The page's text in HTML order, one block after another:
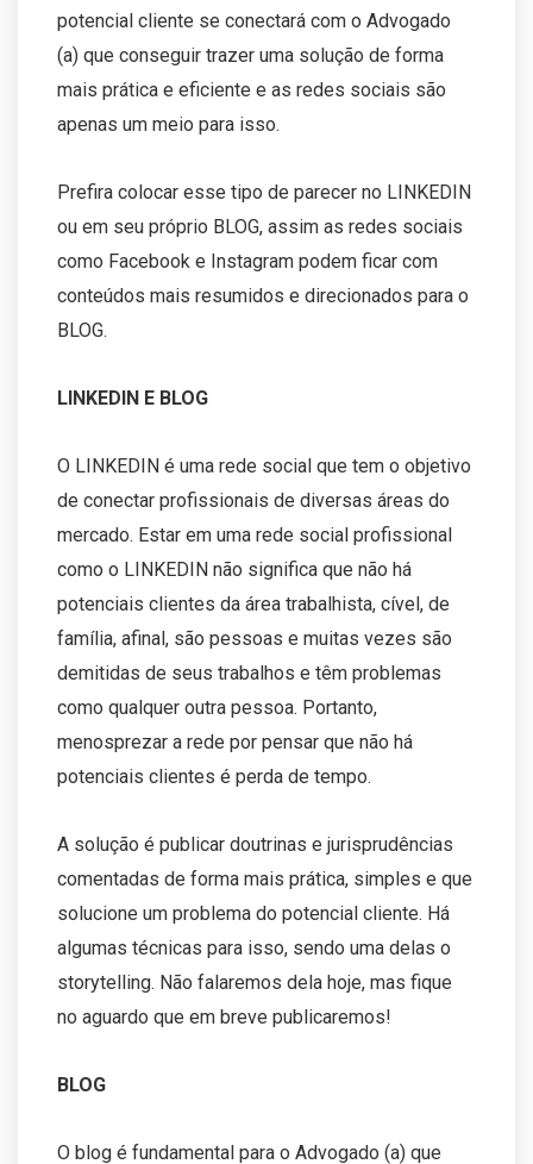
potencial cliente se conectará com o Advogado
(a) que conseguir trazer uma solução de forma
mais prática e eficiente e as redes sociais são
apenas um meio para isso.
Prefira colocar esse tipo de parecer no LINKEDIN
ou em seu próprio BLOG, assim as redes sociais
como Facebook e Instagram podem ficar com
conteúdos mais resumidos e direcionados para o
BLOG.
LINKEDIN E BLOG
O LINKEDIN é uma rede social que tem o objetivo
de conectar profissionais de diversas áreas do
mercado. Estar em uma rede social profissional
como o LINKEDIN não significa que não há
potenciais clientes da área trabalhista, cível, de
família, afinal, são pessoas e muitas vezes são
demitidas de seus trabalhos e têm problemas
como qualquer outra pessoa. Portanto,
menosprezar a rede por pensar que não há
potenciais clientes é perda de tempo.
A solução é publicar doutrinas e jurisprudências
comentadas de forma mais prática, simples e que
solucione um problema do potencial cliente. Há
algumas técnicas para isso, sendo uma delas o
storytelling. Não falaremos dela hoje, mas fique
no aguardo que em breve publicaremos!
BLOG
O blog é fundamental para o Advogado (a) que